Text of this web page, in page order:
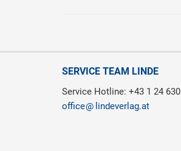
SERVICE TEAM LINDE
Service Hotline: +43 1 24 630
office
lindeverlag.at